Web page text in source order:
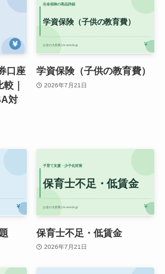
口座
｜
対
学資保険（子供の教育費）
2026年7月21日
保育士不足・低賃金
2026年7月21日